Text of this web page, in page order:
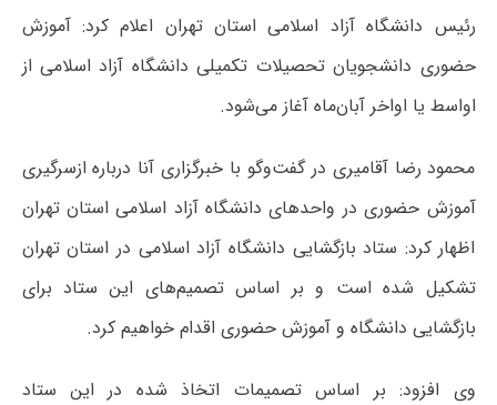
رئیس دانشگاه آزاد اسلامی استان تهران اعلام کرد: آموزش
حضوری دانشجویان تحصیلات تکمیلی دانشگاه آزاد اسلامی از
اواسط یا اواخر آبان‌ماه آغاز می‌شود.
محمود رضا آقامیری در گفت‌وگو با خبرگزاری آنا درباره ازسرگیری
آموزش حضوری در واحدهای دانشگاه آزاد اسلامی استان تهران
اظهار کرد: ستاد بازگشایی دانشگاه آزاد اسلامی در استان تهران
تشکیل شده است و بر اساس تصمیم‌های این ستاد برای
بازگشایی دانشگاه و آموزش حضوری اقدام خواهیم کرد.
وی افزود: بر اساس تصمیمات اتخاذ شده در این ستاد